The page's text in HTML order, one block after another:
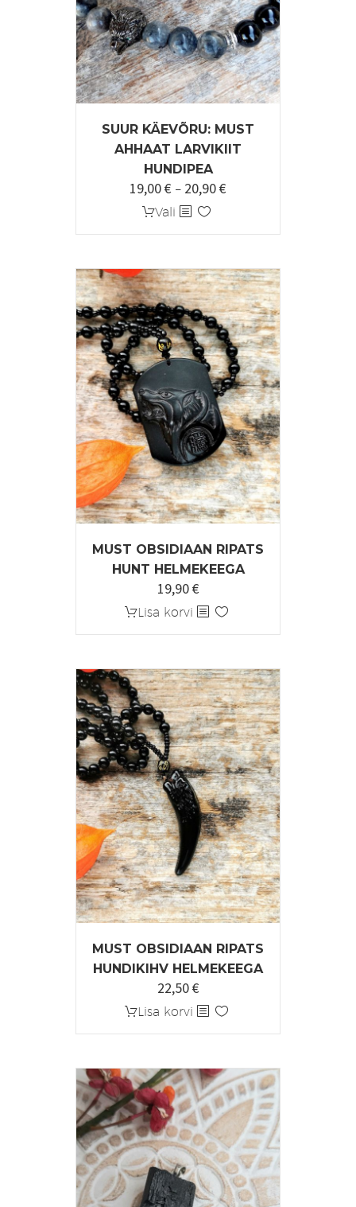
SUUR KÄEVÕRU: MUST
AHHAAT LARVIKIIT
HUNDIPEA
19,00€ – 20,90€
Vali Sellel
tootel
mitu
varianti.
Valikuid
saab
teha
tootelehel.
MUST OBSIDIAAN RIPATS
HUNT HELMEKEEGA
19,90€
Lisa korvi
MUST OBSIDIAAN RIPATS
HUNDIKIHV HELMEKEEGA
22,50€
Lisa korvi